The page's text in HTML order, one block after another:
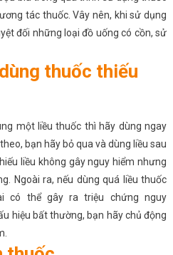
tác thuốc. Vây nên, khi sử dụng
đối những loại đồ uống có cồn, sử
thuốc thiếu
một liều thuốc thì hãy dùng ngay
bạn hãy bỏ qua và dùng liều sau
liều không gây nguy hiểm nhưng
Ngoài ra, nếu dùng quá liều thuốc
có thể gây ra triệu chứng nguy
hiệu bất thường, bạn hãy chủ động